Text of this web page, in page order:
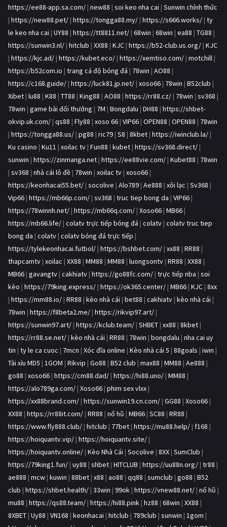
https://ee88-app.sa.com/ | new88 | soi keo nha cai | Sunwin chính thức
| https://new88.pet/ | https://tongga88.my/ | https://s666.works/ | ty
le keo nha cai | UY88 | https://tt8811.net/ | 68win | 68win | ea88 | TG88 |
https://sunwin3.nl/ | hitclub | XX88 | KJC | https://b52-club.us.org/ | KJC
| https://kjc.ad/ | https://kubet.eco/ | https://xemtiso.com/ | motchill |
https://b52com.io | trang cá độ bóng đá | 78win | AO88 |
https://c168.guide/ | https://luck81.jp.net/ | xoso66 | 78win | B52club |
Xibet | lu88 | K88 | TT88 | King88 | AO88 | https://rr88.cz/ | 78win | sv368 |
78win | game bài đổi thưởng | 7M | Bongdalu | DH88 | https://shbet-
okvip.uk.com/ | qs88 | Fly88 | xoso 66 | VIP66 | OPEN88 | OPEN88 | 78win
| https://tongga88.us/ | pg88 | ric79 | S8 | 8kbet | https://iwinclub.la/ |
Ku casino | Ku11 | xoilac tv | Fun88 | kubet | https://sv368.direct/ |
sunwin | https://zinmanga.net | https://ee88vie.com/ | Kubet88 | 78win
| sv368 | nhà cái lô đề | 78win | xoilac tv | xoso66 |
https://keonhacai55.bet/ | socolive | Alo789 | Ae888 | xôi lạc | Sv368 |
Vip66 | https://mb66p.com/ | sv368 | truc tiep bong da | VIP66 |
https://78winnh.net/ | https://mb66q.com/ | Xoso66 | MB66 |
https://mb66.life/ | colatv trực tiếp bóng đá | colatv | colatv truc tiep
bong da | colatv | colatv bóng đá trực tiếp |
https://tylekeonhacai.futbol/ | https://bshbet.com/ | xx88 | RR88 |
thapcamtv | xoilac | XX88 | MM88 | MM88 | luongsontv | RR88 | XX88 |
MB66 | gavangtv | cakhiatv | https://go88fc.com/ | trực tiếp nba | soi
kèo | https://79king.express/ | https://ok365.center/ | MB66 | KJC | 8xx
| https://mm88.io/ | RR88 | kèo nhà cái | bet88 | cakhiatv | kèo nhà cái |
78win | https://f8beta2.me/ | https://rikvip97.art/ |
https://sunwin97.art/ | https://kclub.team/ | SHBET | xx88 | 8kbet |
https://rr88.se.net/ | kèo nhà cái | RR88 | 78win | bongdalu | nha cai uy
tin | ty le ca cuoc | 7mcn | Xóc đĩa online | Kèo nhà cái 5 | 88goals | iwin |
Tài xỉu MD5 | 1GOM | Rikvip | Go88 | B52 club | max88 | MM88 | Ae888 |
go88 | xoso66 | https://cm88.dad/ | https://hi88.uno/ | MM88 |
https://alo789ga.com/ | Xoso66 | phim sex vlxx |
https://xx88brand.com/ | https://sunwin19.cn.com/ | GG88 | Xoso66 |
XX88 | https://rr88it.com/ | RR88 | nổ hũ | MB66 | SC88 | RR88 |
https://www.fly888.club/ | hitclub | 77bet | https://mu88.help/ | f168 |
https://hoiquantv.vip/ | https://hoiquantv.site/ |
https://hoiquantv.online/ | Kèo Nhà Cái | Socolive | 8XX | SumClub |
https://79king1.fun/ | uy88 | shbet | HITCLUB | https://uu88n.org/ | tr88 |
ae888 | mcw | kuwin | 88bet | x88 | ao88 | qq88 | sumclub | go88 | B52
club | https://shbet.health/ | 33win | 99ok | https://vnew88.net/ | nổ hũ |
mu88 | https://qs88.team/ | https://hi88.pink | hz88 | 68win | XX88 |
8XBET | Uy88 | VN168 | keonhacai | hitclub | 789club | sunwin | 1gom |